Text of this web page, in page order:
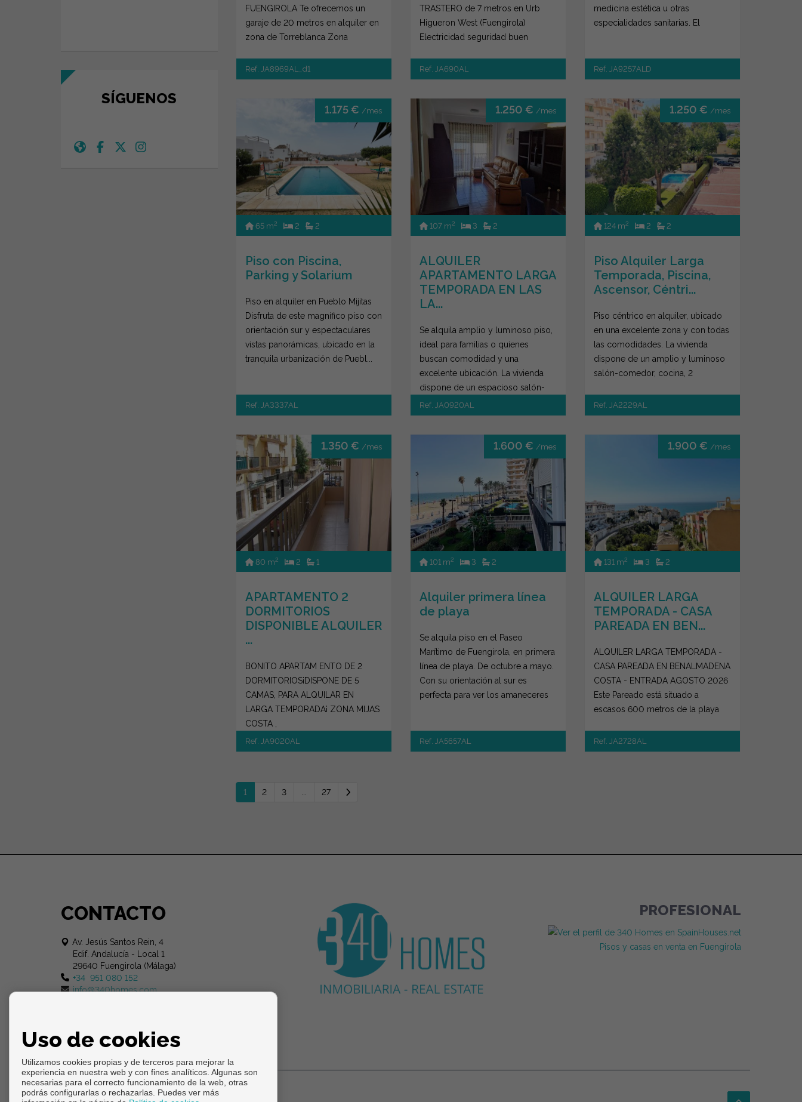
FUENGIROLA Te ofrecemos un
garaje de 20 metros en alquiler en
zona de Torreblanca Zona
Ref. JA8969AL_d1
TRASTERO de 7 metros en Urb
Higueron West (Fuengirola)
Electricidad seguridad buen
Ref. JA690AL
medicina estética u otras
especialidades sanitarias. El
Ref. JA9257ALD
1.175 € /mes
65 m2 2 2
Piso con Piscina,
Parking y Solarium
Piso en alquiler en Pueblo Mijitas
Disfruta de este magnífico piso con
orientación sur y espectaculares
vistas panorámicas, ubicado en la
tranquila urbanización de Puebl...
Ref. JA3337AL
1.250 € /mes
107 m2 3 2
ALQUILER
APARTAMENTO LARGA
TEMPORADA EN LAS
LA...
Se alquila amplio y luminoso piso,
ideal para familias o quienes
buscan comodidad y una
excelente ubicación. La vivienda
dispone de un espacioso salón-
comedor con salida...
Ref. JA0920AL
1.250 € /mes
124 m2 2 2
Piso Alquiler Larga
Temporada, Piscina,
Ascensor, Céntri...
Piso céntrico en alquiler, ubicado
en una excelente zona y con todas
las comodidades. La vivienda
dispone de un amplio y luminoso
salón-comedor, cocina, 2
Ref. JA2229AL
1.350 € /mes
80 m2 2 1
APARTAMENTO 2
DORMITORIOS
DISPONIBLE ALQUILER
...
BONITO APARTAM ENTO DE 2
DORMITORIOS¡DISPONE DE 5
CAMAS, PARA ALQUILAR EN
LARGA TEMPORADA¡ ZONA MIJAS
COSTA ,
Ref. JA9020AL
1.600 € /mes
101 m2 3 2
Alquiler primera línea
de playa
Se alquila piso en el Paseo
Marítimo de Fuengirola, en primera
línea de playa. De octubre a mayo.
Con su orientación al sur es
perfecta para ver los amaneceres
Ref. JA5657AL
1.900 € /mes
131 m2 3 2
ALQUILER LARGA
TEMPORADA - CASA
PAREADA EN BEN...
ALQUILER LARGA TEMPORADA -
CASA PAREADA EN BENALMADENA
COSTA - ENTRADA AGOSTO 2026
Este Pareado está situado a
escasos 600 metros de la playa
Ref. JA2728AL
1 2 3 ... 27
SÍGUENOS
CONTACTO
Av. Jesús Santos Rein, 4
Edif. Andalucía - Local 1
29640 Fuengirola (Málaga)
+34 951 080 152
info@340homes.com
PROFESIONAL
Pisos y casas en venta en Fuengirola
Uso de cookies
Utilizamos cookies propias y de terceros para mejorar la
experiencia en nuestra web y con fines analíticos. Algunas son
necesarias para el correcto funcionamiento de la web, otras
podrás configurarlas o rechazarlas. Puedes ver más